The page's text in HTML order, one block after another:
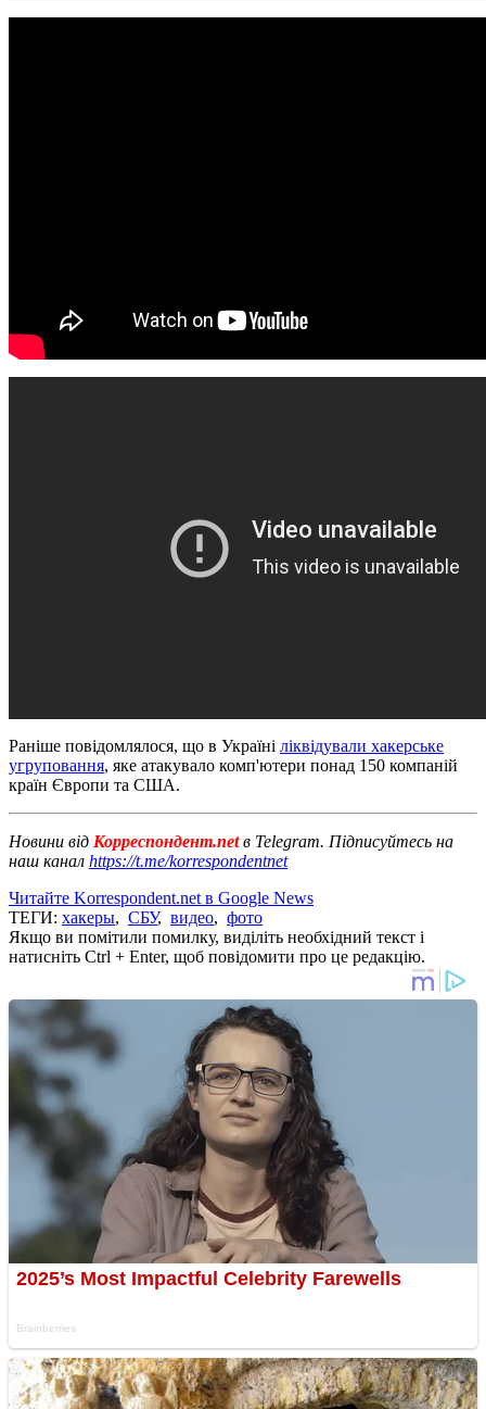
Раніше повідомлялося, що в Україні ліквідували хакерське
угруповання, яке атакувало комп'ютери понад 150 компаній
країн Європи та США.
Новини від Корреспондент.netв Telegram. Підписуйтесь на
наш канал https://t.me/korrespondentnet
Читайте Korrespondent.net в Google News
ТЕГИ: хакеры, СБУ, видео, фото
Якщо ви помітили помилку, виділіть необхідний текст і
натисніть Ctrl + Enter, щоб повідомити про це редакцію.